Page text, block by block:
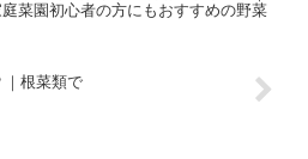
菜園初心者の方にもおすすめの野菜
｜根菜類で